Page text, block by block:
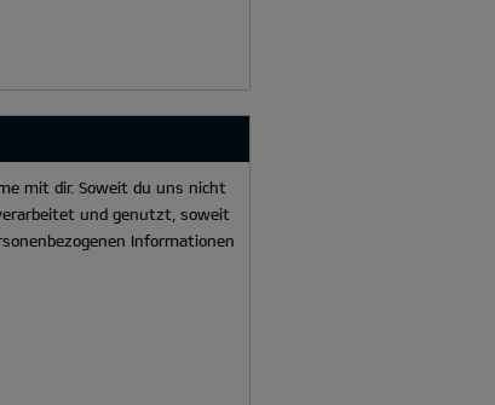
mit dir. Soweit du uns nicht
und genutzt, soweit
Informationen